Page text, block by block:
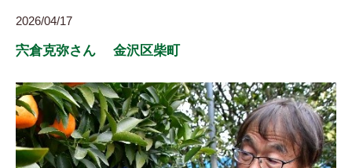
2026/04/17
宍倉克弥さん 金沢区柴町